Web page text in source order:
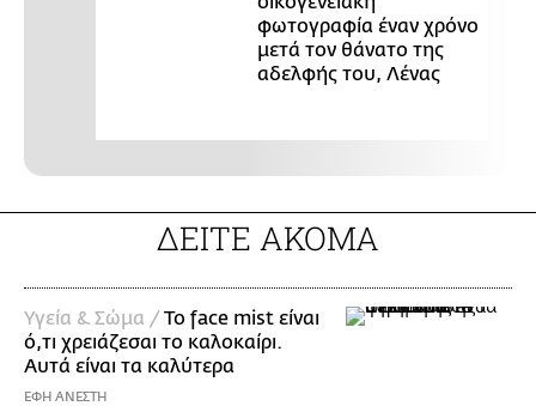
φωτογραφία έναν χρόνο
μετά τον θάνατο της
αδελφής του, Λένας
ΔΕΙΤΕ ΑΚΟΜΑ
Υγεία & Σώμα /Το face mist είναι
ό,τι χρειάζεσαι το καλοκαίρι.
Αυτά είναι τα καλύτερα
ΕΦΗ ΑΝΕΣΤΗ